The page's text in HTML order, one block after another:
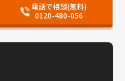
電話で相談(無料)
0120-480-056